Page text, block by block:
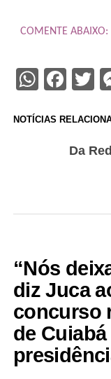
COMENTE ABAIXO:
NOTÍCIAS
Da
“Nós
diz Juca
concurso
de